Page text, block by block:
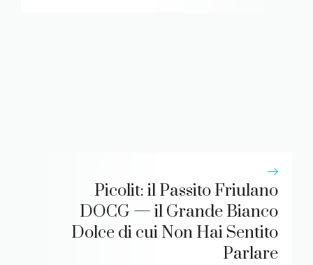
Picolit: il Passito Friulano
DOCG — il Grande Bianco
Dolce di cui Non Hai Sentito
Parlare